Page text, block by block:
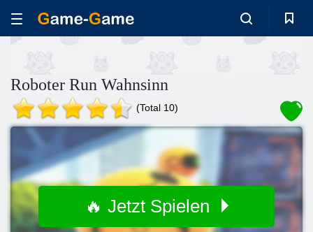
Roboter Run Wahnsinn
(Total 10)
🔥 Jetzt Spielen